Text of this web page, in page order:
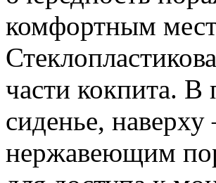
комфортным
части кокпита. В
сиденье,
нержавеющим